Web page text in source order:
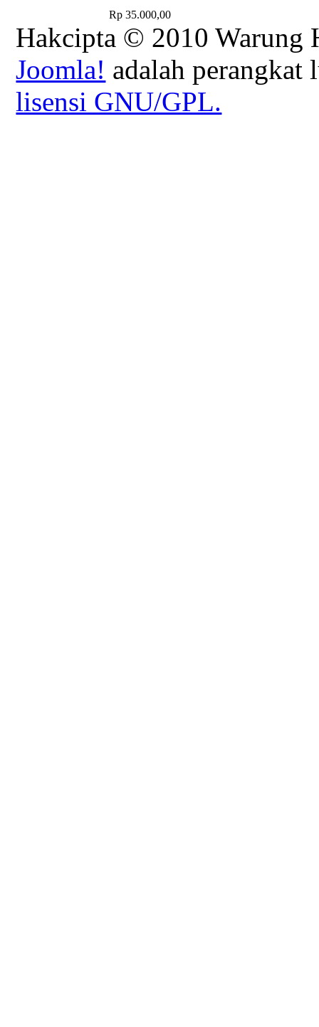
Rp 35.000,00
Hakcipta © 2010 Warung
Joomla! adalah
lisensi GNU/GPL.